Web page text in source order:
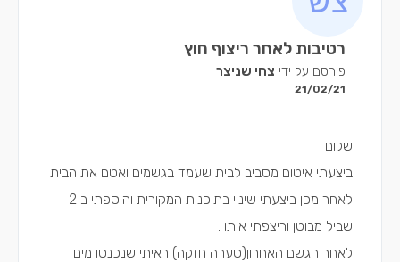
רטיבות לאחר ריצוף חוץ
פורסם על ידי צחי שניצר
21/02/21
שלום
ביצעתי איטום מסביב לבית שעמד בגשמים ואטם את הבית
לאחר מכן ביצעתי שינוי בתוכנית המקורית והוספתי ב 2
שביל מבוטן וריצפתי אותו .
לאחר הגשם האחרון(סערה חזקה) ראיתי שנכנסו מים